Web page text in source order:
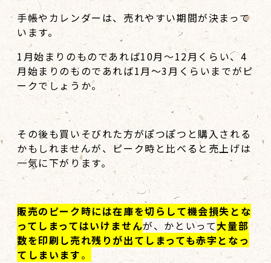
手帳やカレンダーは、売れやすい期間が決まって
います。
1月始まりのものであれば10月～12月くらい、4
月始まりのものであれば1月～3月くらいまでがピ
ークでしょうか。
その後も買いそびれた方がぽつぽつと購入される
かもしれませんが、ピーク時と比べると売上げは
一気に下がります。
販売のピーク時には在庫を切らして機会損失とな
ってしまってはいけませんが、かといって大量部
数を印刷し売れ残りが出てしまっても赤字となっ
てしまいます。